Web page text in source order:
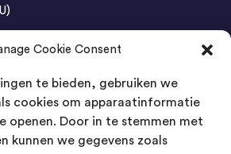
Cookie Consent
te bieden, gebruiken we
cookies om apparaatinformatie
openen. Door in te stemmen met
kunnen we gegevens zoals
FAIR Winterswijk